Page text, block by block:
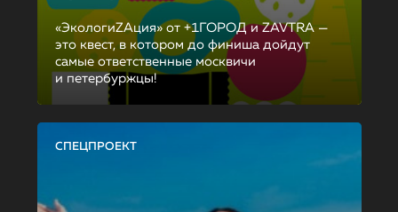
«ЭкологиZAция» от +1ГОРОД и ZAVTRA —
это квест, в котором до финиша дойдут
самые ответственные москвичи
и петербуржцы!
СПЕЦПРОЕКТ